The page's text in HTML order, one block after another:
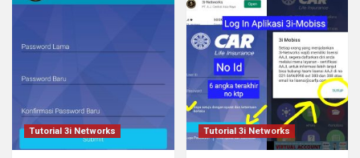
Tutorial 3i Networks Tutorial 3i Networks